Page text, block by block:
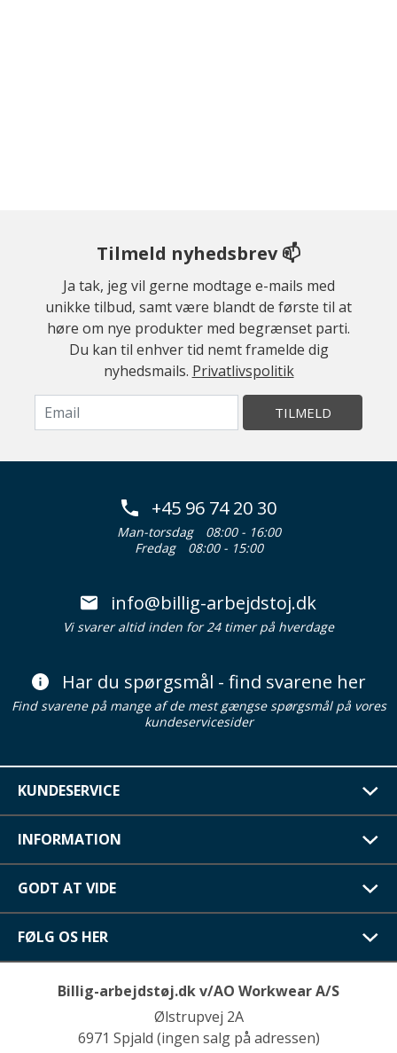
Tilmeld nyhedsbrev 📫
Ja tak, jeg vil gerne modtage e-mails med
unikke tilbud, samt være blandt de første til at
høre om nye produkter med begrænset parti.
Du kan til enhver tid nemt framelde dig
nyhedsmails. Privatlivspolitik
TILMELD
+45 96 74 20 30
Man-torsdag
08:00 - 16:00
Fredag
08:00 - 15:00
info@billig-arbejdstoj.dk
Vi svarer altid inden for 24 timer på hverdage
Har du spørgsmål - find svarene her
Find svarene på mange af de mest gængse spørgsmål på vores
kundeservicesider
KUNDESERVICE
INFORMATION
GODT AT VIDE
FØLG OS HER
Billig-arbejdstøj.dk v/AO Workwear A/S
Ølstrupvej 2A
6971 Spjald (ingen salg på adressen)